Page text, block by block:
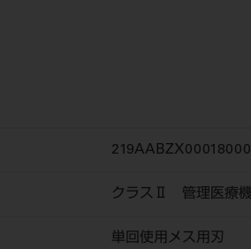
219AABZX00018000
クラスⅡ 管理医療
単回使用メス用刃